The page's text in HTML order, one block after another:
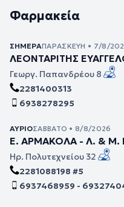
Φαρμακεία
ΣΉΜΕΡΑΠΑΡΑΣΚΕΥΉ • 7/8/
ΛΕΟΝΤΑΡΙΤΗΣ
Γεωργ. Παπανδρέου 8
2281400313
6938278295
ΑΎΡΙΟΣΆΒΒΑΤΟ • 8/8/2026
Ε. ΑΡΜΑΚΟΛΑ - Λ. & Μ.
Ηρ. Πολυτεχνείου 32
2281088198 #5
6937468959 -